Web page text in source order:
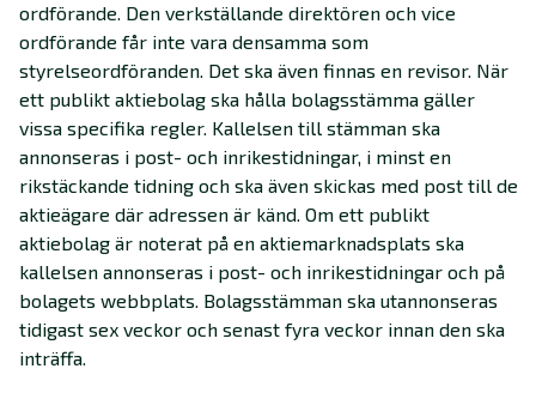
ordförande. Den verkställande direktören och vice
ordförande får inte vara densamma som
styrelseordföranden. Det ska även finnas en revisor. När
ett publikt aktiebolag ska hålla bolagsstämma gäller
vissa specifika regler. Kallelsen till stämman ska
annonseras i post- och inrikestidningar, i minst en
rikstäckande tidning och ska även skickas med post till de
aktieägare där adressen är känd. Om ett publikt
aktiebolag är noterat på en aktiemarknadsplats ska
kallelsen annonseras i post- och inrikestidningar och på
bolagets webbplats. Bolagsstämman ska utannonseras
tidigast sex veckor och senast fyra veckor innan den ska
inträffa.